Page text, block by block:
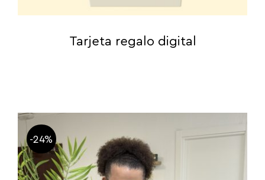
Tarjeta regalo digital
-24%